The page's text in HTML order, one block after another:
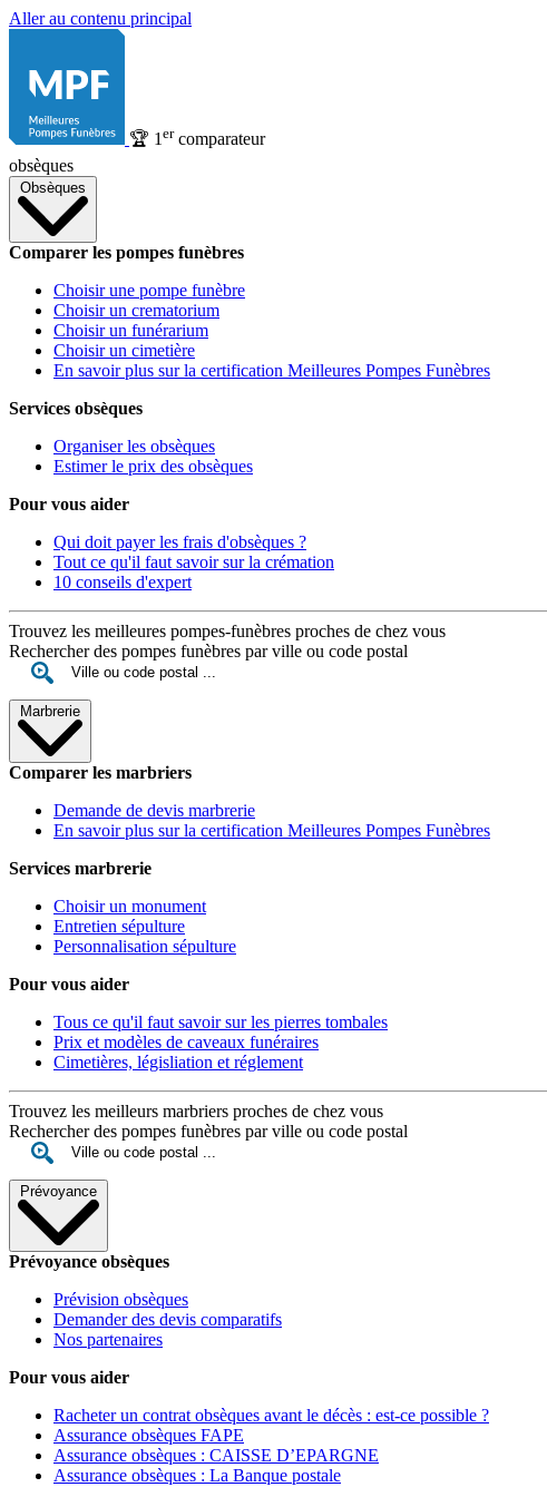
Aller au contenu principal
🏆 1 ercomparateur
obsèques
Obsèques
Comparer les pompes funèbres
Choisir une pompe funèbre
Choisir un crematorium
Choisir un funérarium
Choisir un cimetière
En savoir plus sur la certification Meilleures Pompes Funèbres
Services obsèques
Organiser les obsèques
Estimer le prix des obsèques
Pour vous aider
Qui doit payer les frais d'obsèques ?
Tout ce qu'il faut savoir sur la crémation
10 conseils d'expert
Trouvez les meilleures pompes-funèbres proches de chez vous
Rechercher des pompes funèbres par ville ou code postal
Marbrerie
Comparer les marbriers
Demande de devis marbrerie
En savoir plus sur la certification Meilleures Pompes Funèbres
Services marbrerie
Choisir un monument
Entretien sépulture
Personnalisation sépulture
Pour vous aider
Tous ce qu'il faut savoir sur les pierres tombales
Prix et modèles de caveaux funéraires
Cimetières, législiation et réglement
Trouvez les meilleurs marbriers proches de chez vous
Rechercher des pompes funèbres par ville ou code postal
Prévoyance
Prévoyance obsèques
Prévision obsèques
Demander des devis comparatifs
Nos partenaires
Pour vous aider
Racheter un contrat obsèques avant le décès : est-ce possible ?
Assurance obsèques FAPE
Assurance obsèques : CAISSE D’EPARGNE
Assurance obsèques : La Banque postale